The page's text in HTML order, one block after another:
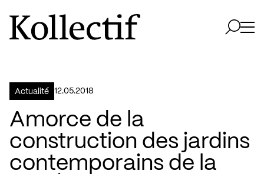
Aller à la page d'accueil
Logo Kollectif
Actualité 12.05.2018
Amorce de la
construction des jardins
contemporains de la